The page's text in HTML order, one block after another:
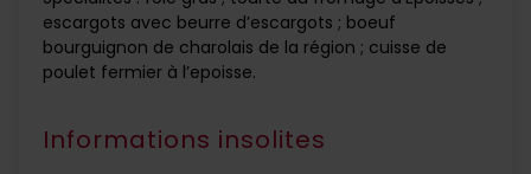
escargots avec beurre d’escargots ; boeuf
bourguignon de charolais de la région ; cuisse de
poulet fermier à l’epoisse.
Informations insolites